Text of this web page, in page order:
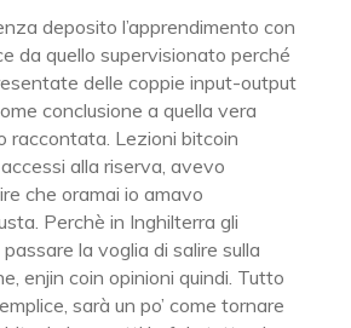
deposito l’apprendimento con
da quello supervisionato perché
delle coppie input-output
conclusione a quella vera
raccontata. Lezioni bitcoin
alla riserva, avevo
che oramai io amavo
Perchè in Inghilterra gli
la voglia di salire sulla
enjin coin opinioni quindi. Tutto
sarà un po’ come tornare